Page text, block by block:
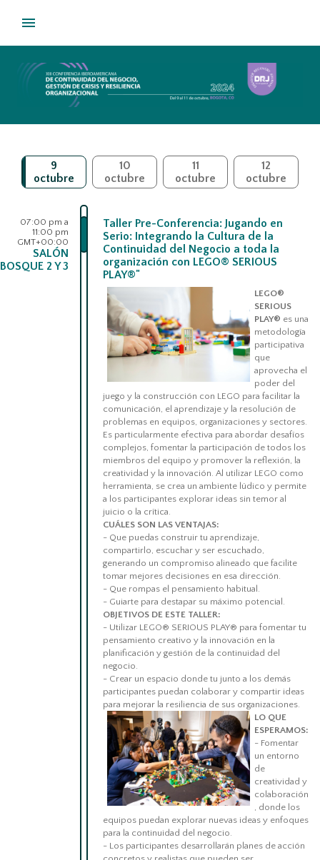
9
octubre
10
octubre
11
octubre
12
octubre
07:00 pm a
11:00 pm
GMT+00:00
SALÓN
BOSQUE 2 Y 3
Taller Pre-Conferencia: Jugando en
Serio: Integrando la Cultura de la
Continuidad del Negocio a toda la
organización con LEGO®️ SERIOUS
PLAY®"
LEGO®
SERIOUS
PLAY® es una
metodología
participativa
que
aprovecha el
poder del
juego y la construcción con LEGO para facilitar la
comunicación, el aprendizaje y la resolución de
problemas en equipos, organizaciones y sectores.
Es particularmente efectiva para abordar desafíos
complejos, fomentar la participación de todos los
miembros del equipo y promover la reflexión, la
creatividad y la innovación. Al utilizar LEGO como
herramienta, se crea un ambiente lúdico y permite
a los participantes explorar ideas sin temor al
juicio o la crítica.
CUÁLES SON LAS VENTAJAS:
- Que puedas construir tu aprendizaje,
compartirlo, escuchar y ser escuchado,
generando un compromiso alineado que facilite
tomar mejores decisiones en esa dirección.
- Que rompas el pensamiento habitual.
- Guiarte para destapar su máximo potencial.
OBJETIVOS DE ESTE TALLER:
- Utilizar LEGO® SERIOUS PLAY® para fomentar tu
pensamiento creativo y la innovación en la
planificación y gestión de la continuidad del
negocio.
- Crear un espacio donde tu junto a los demás
participantes puedan colaborar y compartir ideas
para mejorar la resiliencia de sus organizaciones.
LO QUE
ESPERAMOS:
- Fomentar
un entorno
de
creatividad y
colaboración
, donde los
equipos puedan explorar nuevas ideas y enfoques
para la continuidad del negocio.
- Los participantes desarrollarán planes de acción